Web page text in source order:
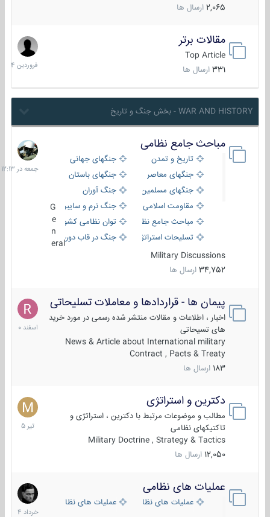
2,065 ارسال ها
مقالات برتر
Top Article
331 ارسال ها
29
فروردین
1404
WAR AND HISTORY - بخش جنگ و تاریخ
مباحث جامع نظامی
تاریخ و تمدن
جنگهای جهانی
جنگهای معاصر
جنگهای باستان
جنگهای مسلمین
جنگ آوران
مقاومت اسلامی
جنگ نرم و سایبری
مباحث جامع نظامی
توان نظامی کشورها
تسلیحات استراتژیک
جنگ در قاب دوربین
eral
Military Discussions
34,752 ارسال ها
جمعه
در
12:13
پیمان ها - قراردادها و معاملات تسلیحاتی
اخبار ، اطلاعات و مقالات منتشر شده رسمی در مورد خرید
های تسیحاتی
News & Article about International military
Contract , Pacts & Treaty
183 ارسال ها
7
اسفند
1400
دکترین و استراتژی
مطالب و موضوعات مرتبط با دکترین ، استراتژی و
تاکتیکهای نظامی
Military Doctrine , Strategy & Tactics
12,050 ارسال ها
27
تیر
1405
عملیات های نظامی
عملیات های نظامی ایرانعملیات های نظامی خارجی
5
خرداد
1404